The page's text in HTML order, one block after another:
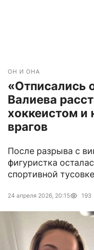
ОН И ОНА
«Отписались
Валиева
хоккеистом и
врагов
После разрыва с
фигуристка
спортивной тусовке
24 апреля 2026, 20:15 193